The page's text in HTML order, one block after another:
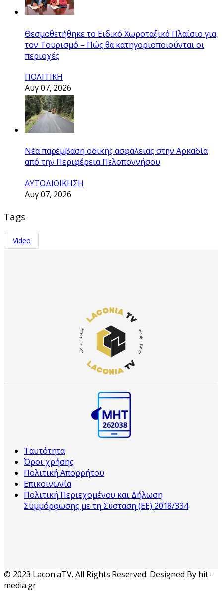
Θεσμοθετήθηκε το Ειδικό Χωροταξικό Πλαίσιο για
τον Τουρισμό – Πώς θα κατηγοριοποιούνται οι
περιοχές
ΠΟΛΙΤΙΚΗ
Αυγ 07, 2026
Νέα παρέμβαση οδικής ασφάλειας στην Αρκαδία
από την Περιφέρεια Πελοποννήσου
ΑΥΤΟΔΙΟΙΚΗΣΗ
Αυγ 07, 2026
Tags
Video
Ταυτότητα
Όροι χρήσης
Πολιτική Απορρήτου
Επικοινωνία
Πολιτική Περιεχομένου και Δήλωση
Συμμόρφωσης με τη Σύσταση (ΕΕ) 2018/334
© 2023 LaconiaTV. All Rights Reserved. Designed By hit-
media.gr